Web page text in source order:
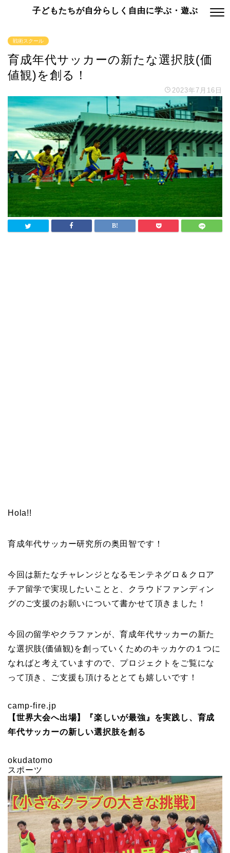
子どもたちが自分らしく自由に学ぶ・遊ぶ
戦術スクール
育成年代サッカーの新たな選択肢(価
値観)を創る！
2023年7月16日
Hola!!
育成年代サッカー研究所の奥田智です！
今回は新たなチャレンジとなるモンテネグロ＆クロア
チア留学で実現したいことと、クラウドファンディン
グのご支援のお願いについて書かせて頂きました！
今回の留学やクラファンが、育成年代サッカーの新た
な選択肢(価値観)を創っていくためのキッカケの１つに
なればと考えていますので、プロジェクトをご覧にな
って頂き、ご支援も頂けるととても嬉しいです！
camp-fire.jp
【世界大会へ出場】『楽しいが最強』を実践し、育成
年代サッカーの新しい選択肢を創る
okudatomo
スポーツ